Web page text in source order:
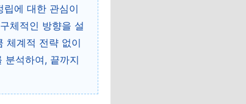
에 대한 관심이
체적인 방향을 설
체계적 전략 없이
분석하여, 끝까지